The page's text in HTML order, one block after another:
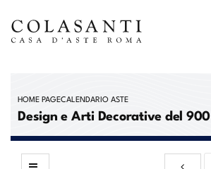
HOME PAGECALENDARIO ASTE
Design e Arti Decorative del 900